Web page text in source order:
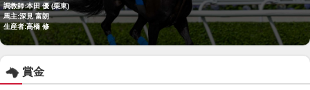
調教師:本田 優 (栗東)
馬主:深見 富朗
生産者:高橋 修
賞金